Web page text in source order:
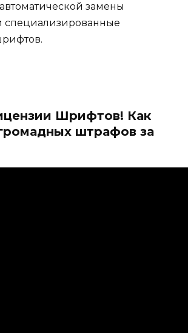
замены
специализированные
Шрифтов! Как
штрафов за